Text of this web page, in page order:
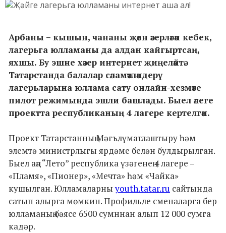
Арбаны – кышын, чананы җәен әзерләгән кебек,
лагерьга юлламаны да алдан кайгыртсаң,
яхшы. Бу эшне хәзер интернет җиңеләйтә.
Татарстанда балалар сәламәтләндерү
лагерьларына юллама сату онлайн-хезмәте
пилот режимында эшли башлады. Быел әлеге
проектта республиканың 4 лагере кертелгән.
Проект Татарстанның Мәгълүматлаштыру һәм
элемтә министрлыгы ярдәме белән булдырылган.
Быел аңа “Лето” республика үзәгенең 4 лагере –
«Пламя», «Пионер», «Мечта» һәм «Чайка»
кушылган. Юлламаларныyouth.tatar.ru сайтында
сатып алырга мөмкин. Профильле сменаларга бер
юлламаның бәясе 6500 сумннан алып 12 000 сумга
кадәр.